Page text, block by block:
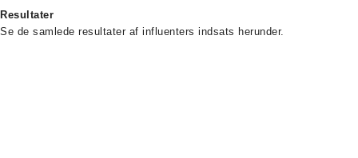
Resultater
Se de samlede resultater af influenters indsats herunder.